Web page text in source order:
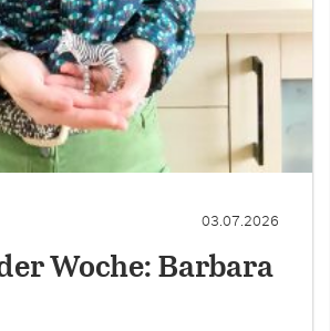
03.07.2026
Woche: Barbara